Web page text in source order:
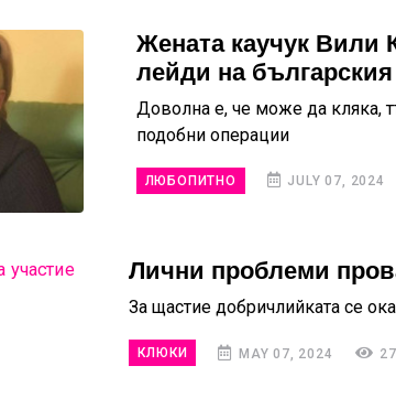
Жената каучук Вили
лейди на българския
Доволна е, че може да кляка,
подобни операции
ЛЮБОПИТНО JULY 07, 2024
Лични проблеми
За щастие добричлийката се
КЛЮКИ MAY 07, 2024